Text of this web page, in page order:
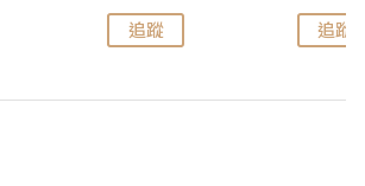
追蹤 追蹤